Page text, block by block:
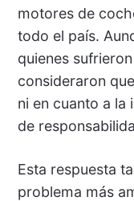
motores de
todo el país.
quienes
consideraron
ni en cuanto a la
de
Esta respuesta
problema más